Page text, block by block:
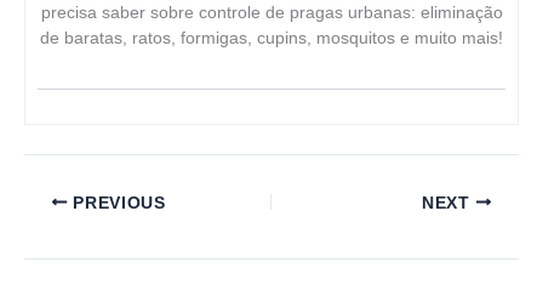
precisa saber sobre controle de pragas urbanas: eliminação
de baratas, ratos, formigas, cupins, mosquitos e muito mais!
PREVIOUS NEXT